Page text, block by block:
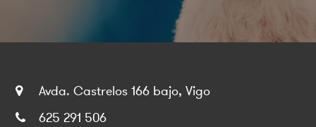
Avda. Castrelos 166 bajo, Vigo
625 291 506